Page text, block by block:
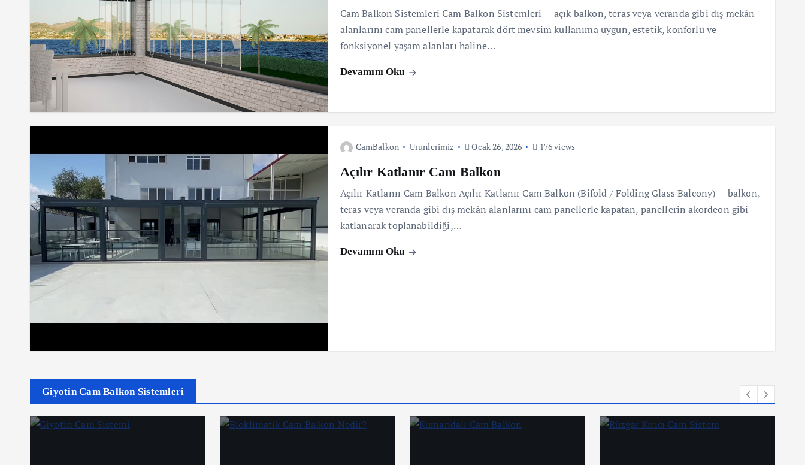
Cam Balkon Sistemleri Cam Balkon Sistemleri — açık balkon, teras veya veranda gibi dış mekân
alanlarını cam panellerle kapatarak dört mevsim kullanıma uygun, estetik, konforlu ve
fonksiyonel yaşam alanları haline…
Devamını Oku
CamBalkon Ürünlerimiz Ocak 26, 2026 176 views
Açılır Katlanır Cam Balkon
Açılır Katlanır Cam Balkon Açılır Katlanır Cam Balkon (Bifold / Folding Glass Balcony) — balkon,
teras veya veranda gibi dış mekân alanlarını cam panellerle kapatan, panellerin akordeon gibi
katlanarak toplanabildiği,…
Devamını Oku
Giyotin Cam Balkon Sistemleri